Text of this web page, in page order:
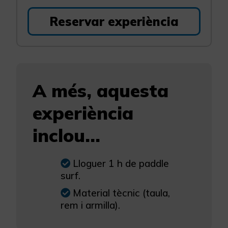
Reservar experiència
A més, aquesta
experiència
inclou...
Lloguer 1 h de paddle
surf.
Material tècnic (taula,
rem i armilla).